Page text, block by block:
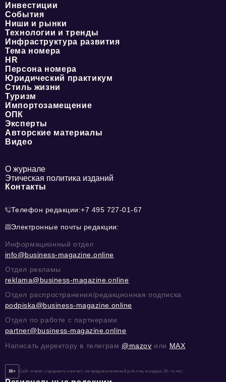
Инвестиции
События
Ниши и рынки
Технологии и тренды
Инфраструктура развития
Тема номера
HR
Персона номера
Юридический практикум
Стиль жизни
Туризм
Импортозамещение
ОПК
Эксперты
Авторские материалы
Видео
О журнале
Этическая политика изданий
Контакты
Телефон редакции:+7 495 727-01-67
Электронные почты редакции:
Информационный отдел
info@business-magazine.online
Отдел рекламы
reklama@business-magazine.online
Отдел распространения/редакционная подписка
podpiska@business-magazine.online
Отдел по работе с партнерами
partner@business-magazine.online
Написать директору в телеграм @mazov или MAX
16+ Сайт может содержать контент, не предназначенный для лиц младше 16-ти лет.